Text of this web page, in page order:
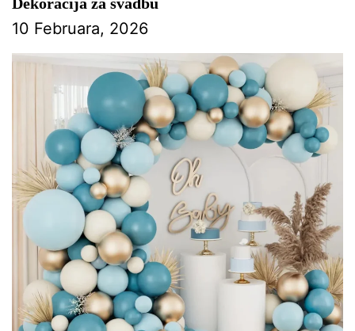
10 Februara, 2026